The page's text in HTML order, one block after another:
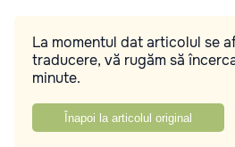
La momentul dat articolul se
traducere, vă rugăm să
minute.
Înapoi la articolul original